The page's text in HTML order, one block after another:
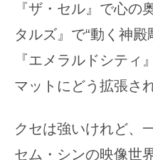
『ザ・セル』で心
タルズ』で“動く神
『エメラルドシテ
マットにどう拡張さ
クセは強いけれど、
セム・シンの映像世